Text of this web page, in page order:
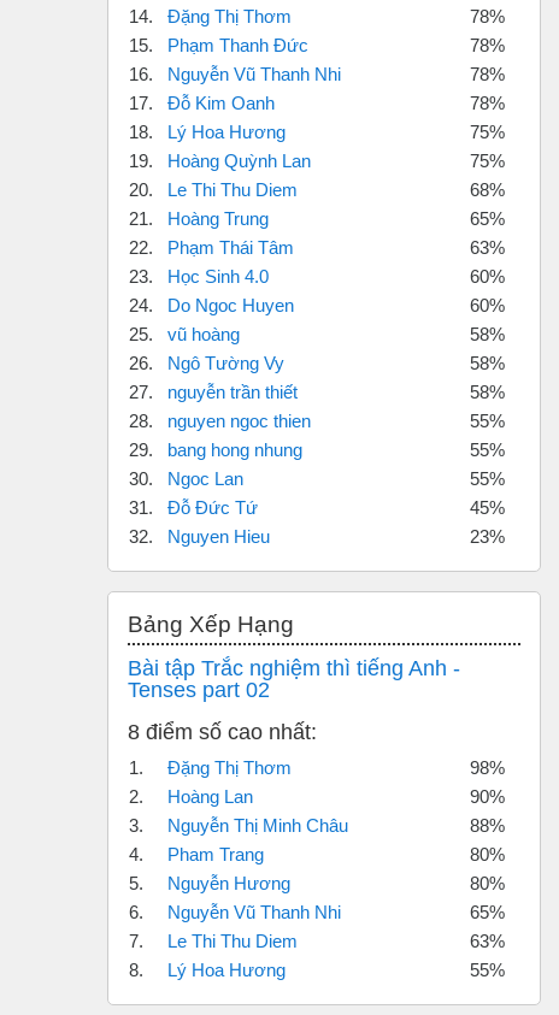
14.
Đặng Thị Thơm
78%
15.
Phạm Thanh Đức
78%
16.
Nguyễn Vũ Thanh Nhi
78%
17.
Đỗ Kim Oanh
78%
18.
Lý Hoa Hương
75%
19.
Hoàng Quỳnh Lan
75%
20.
Le Thi Thu Diem
68%
21.
Hoàng Trung
65%
22.
Phạm Thái Tâm
63%
23.
Học Sinh 4.0
60%
24.
Do Ngoc Huyen
60%
25.
vũ hoàng
58%
26.
Ngô Tường Vy
58%
27.
nguyễn trần thiết
58%
28.
nguyen ngoc thien
55%
29.
bang hong nhung
55%
30.
Ngoc Lan
55%
31.
Đỗ Đức Tứ
45%
32.
Nguyen Hieu 23%
Bảng Xếp Hạng
Bài tập Trắc nghiệm thì tiếng Anh -
Tenses part 02
8 điểm số cao nhất:
1. Đặng Thị Thơm
98%
2.
Hoàng Lan
90%
3.
Nguyễn Thị Minh Châu
88%
4.
Pham Trang
80%
5.
Nguyễn Hương
80%
6.
Nguyễn Vũ Thanh Nhi
65%
7.
Le Thi Thu Diem
63%
8.
Lý Hoa Hương 55%